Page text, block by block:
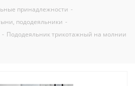
принадлежности -
пододеяльники -
- Пододеяльник трикотажный на молнии